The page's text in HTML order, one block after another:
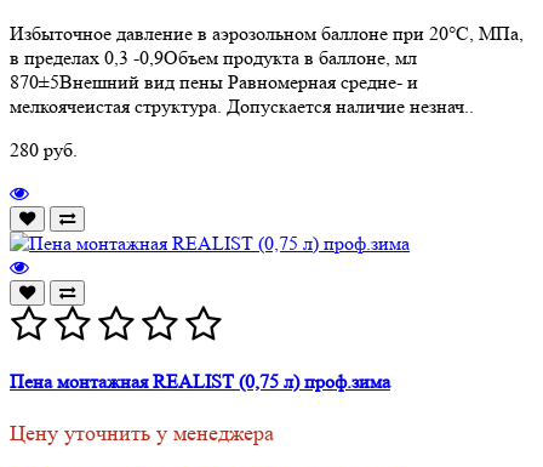
Избыточное давление в аэрозольном баллоне при 20°C, МПа,
в пределах 0,3 -0,9Объем продукта в баллоне, мл
870±5Внешний вид пены Равномерная средне- и
мелкоячеистая структура. Допускается наличие незнач..
280 руб.
Пена монтажная REALIST (0,75 л) проф.зима
Цену уточнить у менеджера